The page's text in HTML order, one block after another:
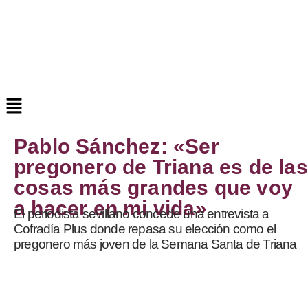
Pablo Sánchez: «Ser
pregonero de Triana es de las
cosas más grandes que voy
a hacer en mi vida»
El periodista sevillano concede una entrevista a
Cofradía Plus donde repasa su elección como el
pregonero más joven de la Semana Santa de Triana